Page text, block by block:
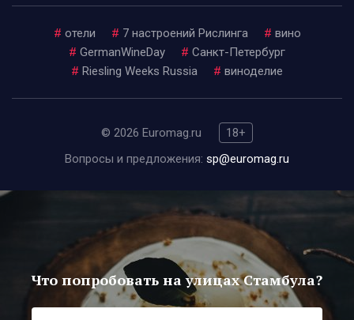
# отели # 7 настроений Рислинга # вино
# GermanWineDay # Санкт-Петербург
# Riesling Weeks Russia # виноделие
© 2026 Euromag.ru
18+
Вопросы и предложения: sp@euromag.ru
Что попробовать на улицах Стамбула?